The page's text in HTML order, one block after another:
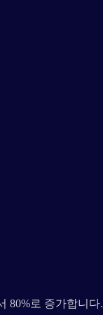
80%로 증가합니다.